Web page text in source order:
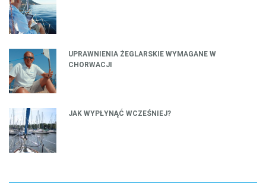
UPRAWNIENIA ŻEGLARSKIE WYMAGANE W
CHORWACJI
JAK WYPŁYNĄĆ WCZEŚNIEJ?